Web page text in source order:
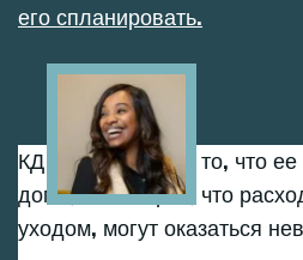
его спланировать.
КД благодарна за то, что
доме, но говорит, что
уходом, могут оказаться
Image